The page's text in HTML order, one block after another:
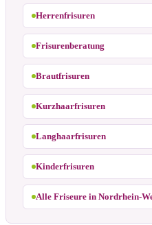
Herrenfrisuren
Frisurenberatung
Brautfrisuren
Kurzhaarfrisuren
Langhaarfrisuren
Kinderfrisuren
Alle Friseure in Nordrhein-